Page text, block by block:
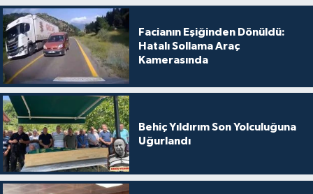
Facianın Eşiğinden Dönüldü:
Hatalı Sollama Araç
Kamerasında
Behiç Yıldırım Son Yolculuğuna
Uğurlandı